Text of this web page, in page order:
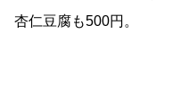
杏仁豆腐も500円。